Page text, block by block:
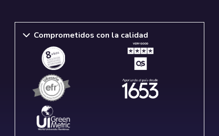
Comprometidos con la calidad